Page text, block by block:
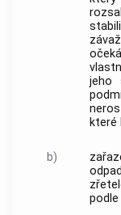
jeho
které
b)
podle